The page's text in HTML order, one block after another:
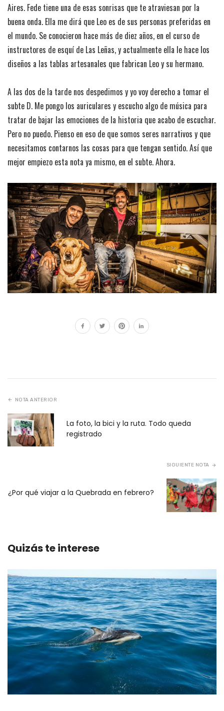
Aires. Fede tiene una de esas sonrisas que te atraviesan por la
buena onda. Ella me dirá que Leo es de sus personas preferidas en
el mundo. Se conocieron hace más de diez años, en el curso de
instructores de esquí de Las Leñas, y actualmente ella le hace los
diseños a las tablas artesanales que fabrican Leo y su hermano.
A las dos de la tarde nos despedimos y yo voy derecho a tomar el
subte D. Me pongo los auriculares y escucho algo de música para
tratar de bajar las emociones de la historia que acabo de escuchar.
Pero no puedo. Pienso en eso de que somos seres narrativos y que
necesitamos contarnos las cosas para que tengan sentido. Así que
mejor empiezo esta nota ya mismo, en el subte. Ahora.
NOTA ANTERIOR
La foto, la bici y la ruta. Todo queda
registrado
SIGUIENTE NOTA
¿Por qué viajar a la Quebrada en febrero?
Quizás te interese